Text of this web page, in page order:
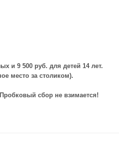
и 9 500 руб. для детей 14 лет.
место за столиком).
сбор не взимается!